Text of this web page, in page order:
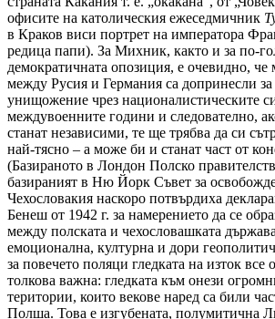
офисите на католическия ежеседмичник
в Краков виси портрет на императора
редица папи). За Михник, както и за по-
демократичната опозиция, е очевидно, че
между Русия и Германия са допринесли за
унищожение чрез националистическите
междувоенните години и следователно,
станат независими, те ще трябва да си
най-тясно – а може би и станат част от
(Базираното в Лондон Полско
базираният в Ню Йорк Съвет за
Чехословакия наскоро потвърдиха
Бенеш от 1942 г. за намерението да се
между полската и чехословашката
емоционална, културна и дори
за повечето поляци гледката на изток
толкова важна: гледката към онези
територии, които векове наред са били
Полша. Това е изгубената, полумитична